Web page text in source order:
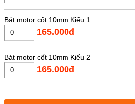
Bát motor cốt 10mm Kiểu 1
165.000đ
Bát motor cốt 10mm Kiểu 2
165.000đ